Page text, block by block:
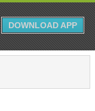
DOWNLOAD APP